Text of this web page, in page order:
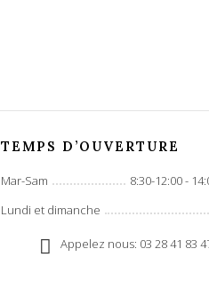
TEMPS D’OUVERTURE
Mar-Sam
8:30-12:00 -
Lundi et dimanche
Appelez nous: 03 28 41 83